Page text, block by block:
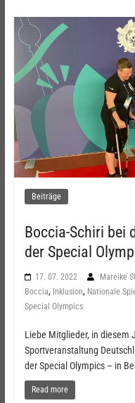
Beiträge
Boccia-Schiri bei
der Special
17. 07. 2022 Mareike
Boccia, Inklusion, Nationale
Special Olympics
Liebe Mitglieder, in diesem
Sportveranstaltung
der Special Olympics – in
Read more